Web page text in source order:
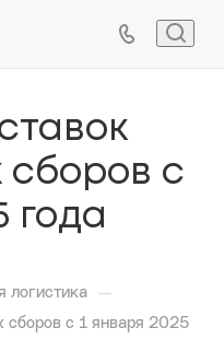
с
года
логистика —
сборов с 1 января 2025